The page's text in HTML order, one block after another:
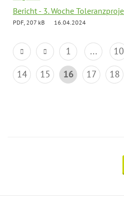
Bericht - 3. Woche
PDF, 207 kB 16.04.2024
1 ... 10
14
15 16 17 18